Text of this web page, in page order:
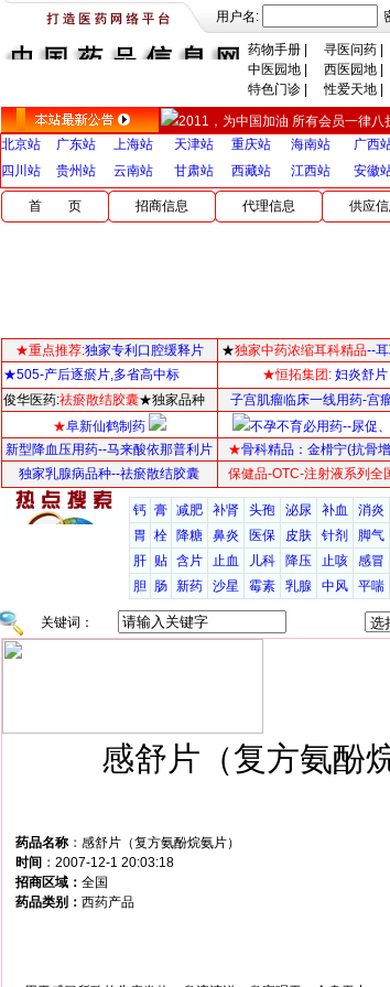
用户名:
药物手册 寻医问药
中医园地
西医园地
特色门诊| 性爱天地|
2011，为中国加油 所有会员一律
北京站
广东站 上海站 天津站 重庆站 海南站 广西
四川站
贵州站 云南站 甘肃站 西藏站 江西站 安徽
首 页 招商信息 代理信息 供应
★重点推荐:独家专利口腔缓释片 ★独家中药浓缩耳科精品--
★505-产后逐瘀片,多省高中标
★恒拓集团: 妇炎舒片
俊华医药:祛瘀散结胶囊★独家品种 子宫肌瘤临床一线用药-宫
★阜新仙鹤制药 不孕不育必用药--尿促
新型降血压用药--马来酸依那普利片
★骨科精品： 金榾宁(抗骨
独家乳腺病品种--祛瘀散结胶囊
保健品-OTC-注射液系列全
钙 膏 减肥 补肾 头孢 泌尿 补血 消炎
胃 栓 降糖 鼻炎 医保 皮肤 针剂 脚气
肝 贴 含片 止血 儿科 降压 止咳 感冒
胆 肠 新药 沙星 霉素 乳腺 中风 平喘
关键词：
感舒片（复方氨酚
药品名称： 感舒片（复方氨酚烷氨片）
时间 ： 2007-12-1 20:03:18
招商区域： 全国
药品类别： 西药产品